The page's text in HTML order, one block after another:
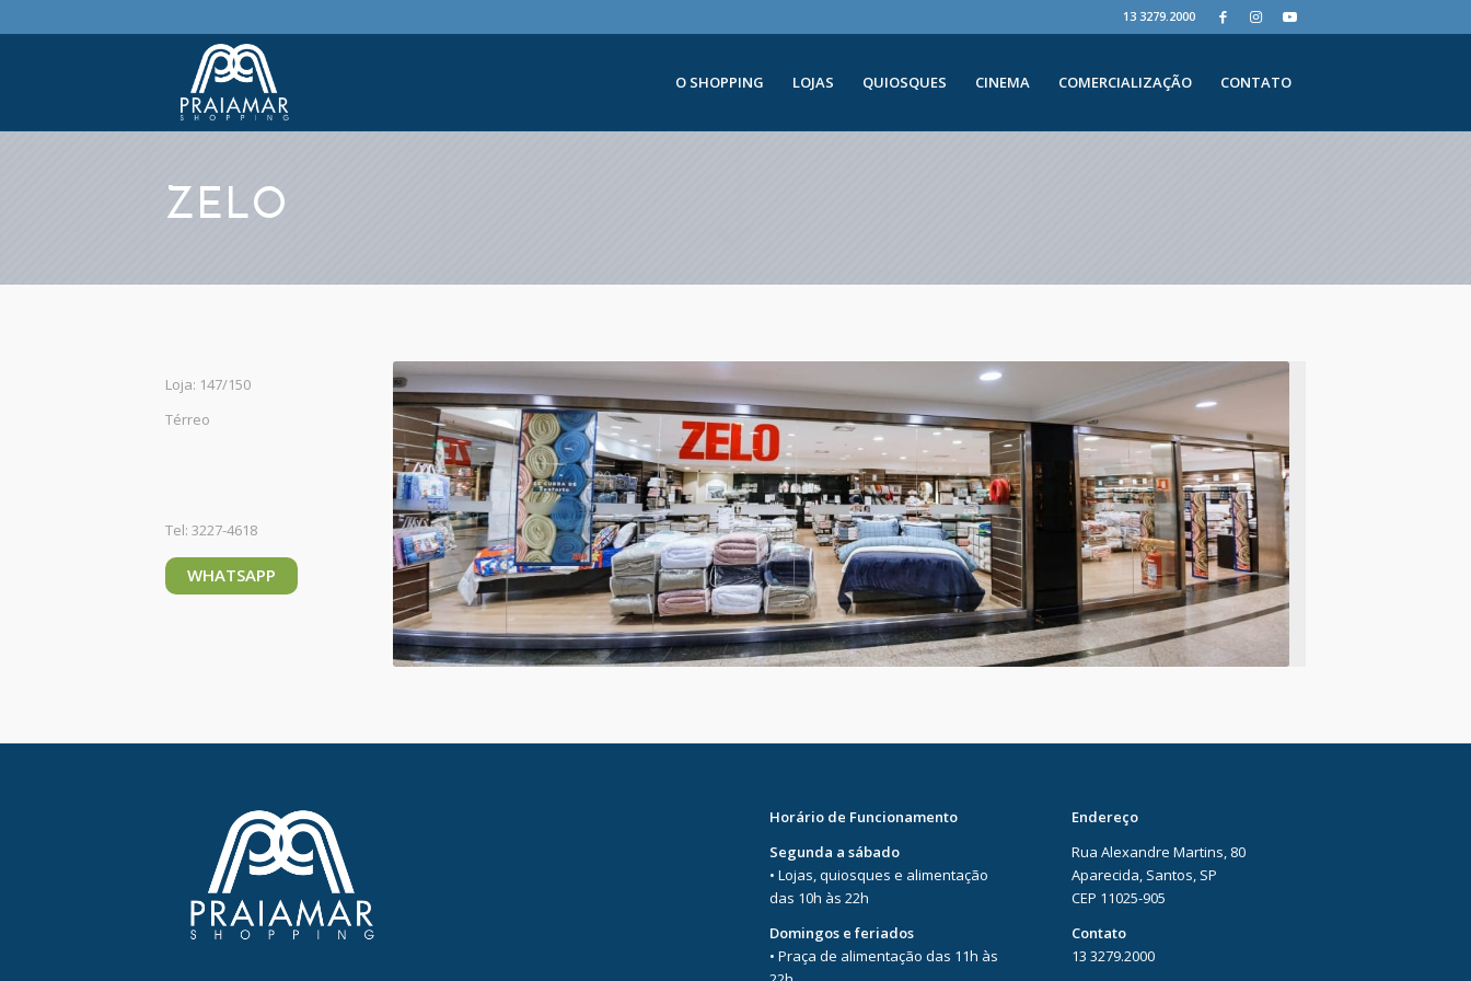
13 3279.2000
O SHOPPING LOJAS QUIOSQUES CINEMA COMERCIALIZAÇÃO CONTATO
ZELO
Loja: 147/150
Térreo
Tel: 3227-4618
WHATSAPP
Horário de Funcionamento
Segunda a sábado
• Lojas, quiosques e alimentação
das 10h às 22h
Domingos e feriados
• Praça de alimentação das 11h às
Endereço
Rua Alexandre Martins, 80
Aparecida, Santos, SP
CEP 11025-905
Contato
13 3279.2000